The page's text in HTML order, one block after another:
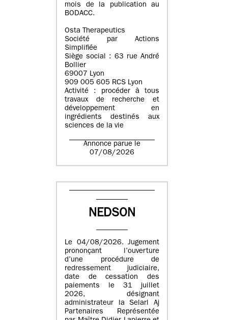
mois de la publication au
BODACC.
Osta Therapeutics
Société par Actions
Simplifiée
Siège social : 63 rue André
Bollier
69007 Lyon
909 005 605 RCS Lyon
Activité : procéder à tous
travaux de recherche et
développement en
ingrédients destinés aux
sciences de la vie
Annonce parue le
07/08/2026
NEDSON
Le 04/08/2026. Jugement
prononçant l’ouverture
d’une procédure de
redressement judiciaire,
date de cessation des
paiements le 31 juillet
2026, désignant
administrateur la Selarl Aj
Partenaires Représentée